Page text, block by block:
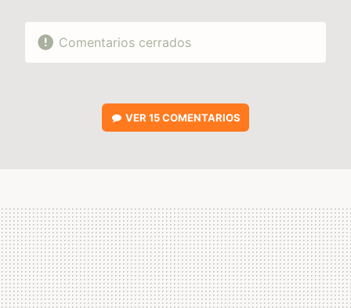
Comentarios cerrados
VER15 COMENTARIOS